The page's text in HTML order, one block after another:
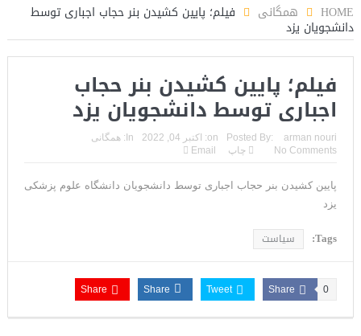
HOME همگانی فیلم؛ پایین کشیدن بنر حجاب اجباری توسط
دانشجویان یزد
فیلم؛ پایین کشیدن بنر حجاب
اجباری توسط دانشجویان یزد
Posted By: arman nouri
on: اکتبر 04, 2022 In: همگانی
No Comments
چاپ Email
پایین کشیدن بنر حجاب اجباری توسط دانشجویان دانشگاه علوم پزشکی
یزد
Tags: سیاست
Share 0
Tweet
Share
Share